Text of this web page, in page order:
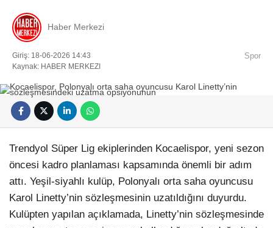
Haber Merkezi
Giriş: 18-06-2026 14:43
Kaynak: HABER MERKEZI
Spor
Trendyol Süper Lig ekiplerinden Kocaelispor, yeni sezon
öncesi kadro planlaması kapsamında önemli bir adım
attı. Yeşil-siyahlı kulüp, Polonyalı orta saha oyuncusu
Karol Linetty’nin sözleşmesinin uzatıldığını duyurdu.
Kulüpten yapılan açıklamada, Linetty’nin sözleşmesinde